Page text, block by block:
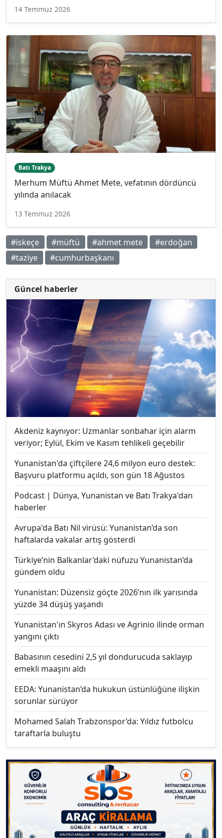
14 Temmuz 2026
Batı Trakya
Merhum Müftü Ahmet Mete, vefatının dördüncü
yılında anılacak
13 Temmuz 2026
#iskeçe #müftü #ahmet mete
#erdoğan
#taziye
#cumhurbaşkanı
Güncel haberler
Akdeniz kaynıyor: Uzmanlar sonbahar için alarm
veriyor; Eylül, Ekim ve Kasım tehlikeli geçebilir
Yunanistan'da çiftçilere 24,6 milyon euro destek:
Başvuru platformu açıldı, son gün 18 Ağustos
Podcast | Dünya, Yunanistan ve Batı Trakya'dan
haberler
Avrupa'da Batı Nil virüsü: Yunanistan’da son
haftalarda vakalar artış gösterdi
Türkiye’nin Balkanlar’daki nüfuzu Yunanistan’da
gündem oldu
Yunanistan: Düzensiz göçte 2026’nın ilk yarısında
yüzde 34 düşüş yaşandı
Yunanistan'ın Skyros Adası ve Agrinio ilinde orman
yangını çıktı
Babasının cesedini 2,5 yıl dondurucuda saklayıp
emekli maaşını aldı
EEDA: Yunanistan’da hukukun üstünlüğüne ilişkin
sorunlar sürüyor
Mohamed Salah Trabzonspor’da: Yıldız futbolcu
taraftarla buluştu